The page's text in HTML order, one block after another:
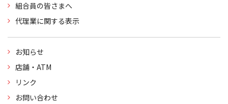
組合員の皆さまへ
代理業に関する表示
お知らせ
店舗・ATM
リンク
お問い合わせ